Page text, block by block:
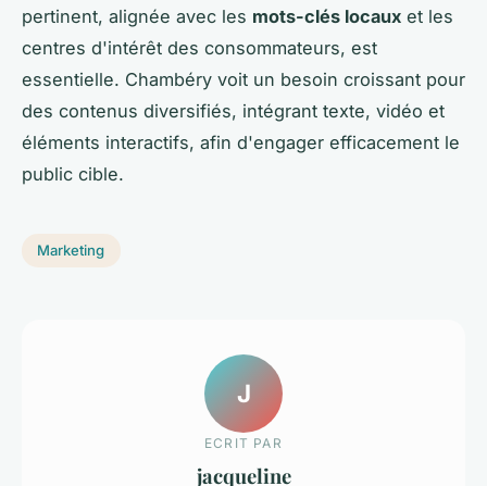
pertinent, alignée avec les mots-clés locaux et les
centres d'intérêt des consommateurs, est
essentielle. Chambéry voit un besoin croissant pour
des contenus diversifiés, intégrant texte, vidéo et
éléments interactifs, afin d'engager efficacement le
public cible.
Marketing
J
ECRIT PAR
jacqueline